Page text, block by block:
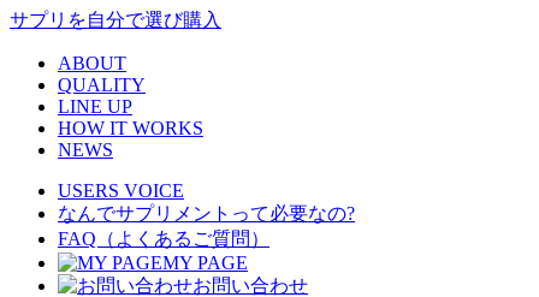
サプリを自分で選び購入
ABOUT
QUALITY
LINE UP
HOW IT WORKS
NEWS
USERS VOICE
なんでサプリメントって必要なの?
FAQ（よくあるご質問）
MY PAGE
お問い合わせ